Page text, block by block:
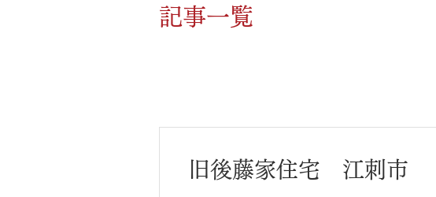
記事一覧
旧後藤家住宅 江刺市